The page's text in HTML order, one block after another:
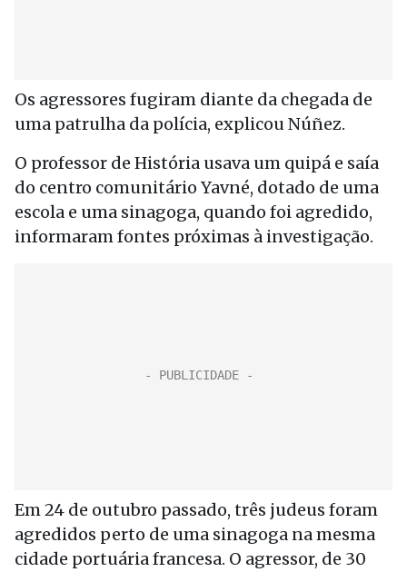
Os agressores fugiram diante da chegada de
uma patrulha da polícia, explicou Núñez.
O professor de História usava um quipá e saía
do centro comunitário Yavné, dotado de uma
escola e uma sinagoga, quando foi agredido,
informaram fontes próximas à investigação.
Em 24 de outubro passado, três judeus foram
agredidos perto de uma sinagoga na mesma
cidade portuária francesa. O agressor, de 30